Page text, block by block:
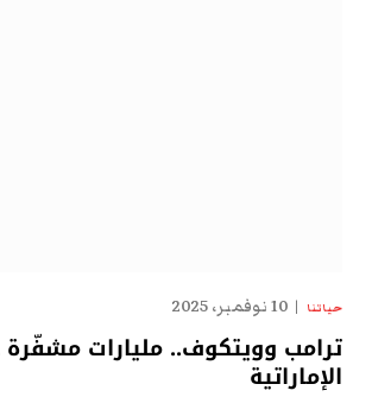
حياتنا 10 نوفمبر، 2025
ترامب وويتكوف.. مليارات مشفّرة
الإماراتية